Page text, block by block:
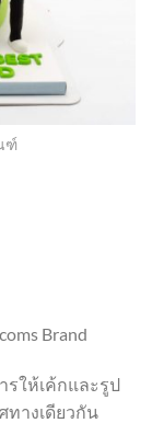
ฑ์
Brand
รให้เค้กและรูป
ทางเดียวกัน